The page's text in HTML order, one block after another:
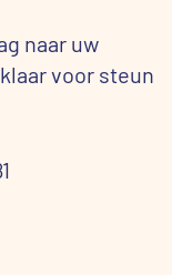
naar uw
voor steun